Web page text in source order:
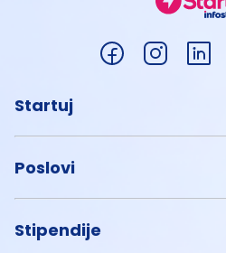
Startuj
Poslovi
Stipendije